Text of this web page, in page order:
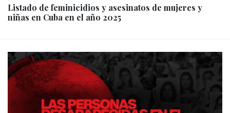
Listado de feminicidios y asesinatos de mujeres y
niñas en Cuba en el año 2025